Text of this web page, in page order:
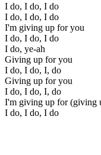
I do, I do, I do
I do, I do, I do
I'm giving up for you
I do, I do, I do
I do, ye-ah
Giving up for you
I do, I do, I, do
Giving up for you
I do, I do, I, do
I'm giving up for (giving
I do, I do, I do